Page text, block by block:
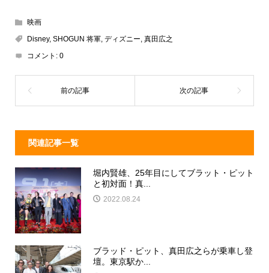
a
d
s
n
e
o
映画
Disney, SHOGUN 将軍, ディズニー, 真田広之
コメント: 0
関連記事一覧
堀内賢雄、25年目にしてブラット・ピット
と初対面！真...
2022.08.24
ブラッド・ピット、真田広之らが乗車し登
壇。東京駅か...